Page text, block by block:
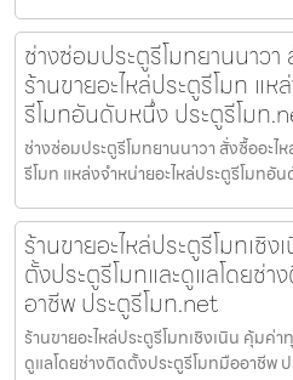
ช่างซ่อมประตูรีโมทยานนาวา
ร้านขายอะไหล่ประตูรีโมท แห
รีโมทอันดับหนึ่ง ประตูรีโมท
ช่างซ่อมประตูรีโมทยานนาวา สั่งซื้ออะไ
รีโมท แหล่งจำหน่ายอะไหล่ประตูรีโมทอั
ร้านขายอะไหล่ประตูรีโมทเชิ
ตั้งประตูรีโมทและดูแลโดยช่
อาชีพ ประตูรีโมท.net
ร้านขายอะไหล่ประตูรีโมทเชิงเนิน คุ้มค่
ดูแลโดยช่างติดตั้งประตูรีโมทมืออาชีพ